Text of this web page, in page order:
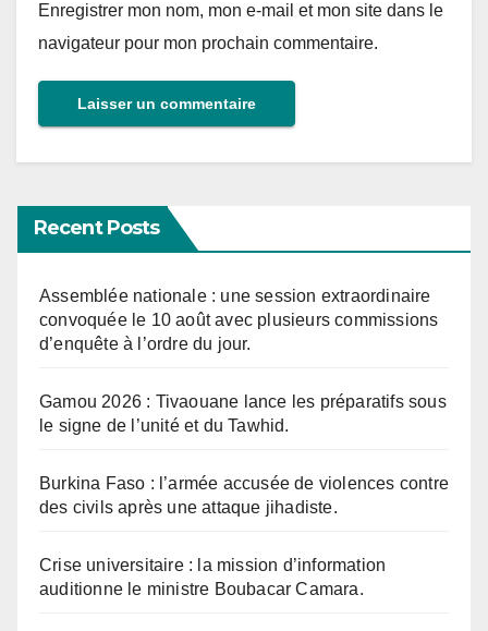
Enregistrer mon nom, mon e-mail et mon site dans le
navigateur pour mon prochain commentaire.
Recent Posts
Assemblée nationale : une session extraordinaire
convoquée le 10 août avec plusieurs commissions
d’enquête à l’ordre du jour.
Gamou 2026 : Tivaouane lance les préparatifs sous
le signe de l’unité et du Tawhid.
Burkina Faso : l’armée accusée de violences contre
des civils après une attaque jihadiste.
Crise universitaire : la mission d’information
auditionne le ministre Boubacar Camara.